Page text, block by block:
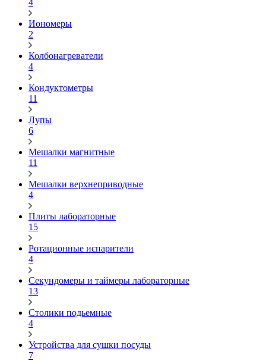
4
Иономеры
2
Колбонагреватели
4
Кондуктометры
11
Лупы
6
Мешалки магнитные
11
Мешалки верхнеприводные
4
Плиты лабораторные
15
Ротационные испарители
4
Секундомеры и таймеры лабораторные
13
Столики подьемные
4
Устройства для сушки посуды
7